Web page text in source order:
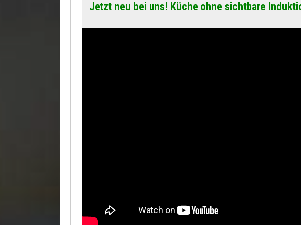
Jetzt neu bei uns! Küche ohne sichtbare